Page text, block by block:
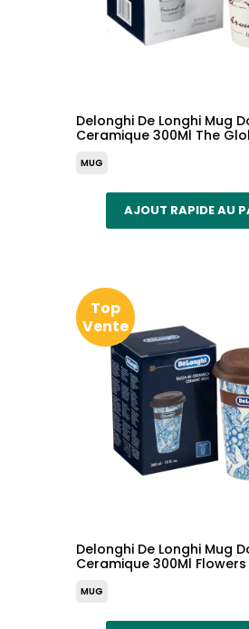
Delonghi De Longhi Mug
Ceramique 300Ml The
MUG
AJOUT RAPIDE AU
Top
Vente
Delonghi De Longhi Mug
Ceramique 300Ml Flowers
MUG